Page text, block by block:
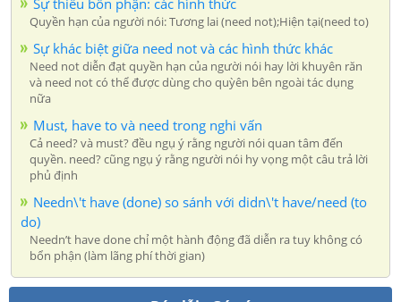
Quyền hạn của người nói: Tương lai (need not);Hiện tại(need to)
Sự khác biệt giữa need not và các hình thức khác
Need not diễn đạt quyền hạn của người nói hay lời khuyên răn
và need not có thể được dùng cho quỳên bên ngoài tác dụng
nữa
Must, have to và need trong nghi vấn
Cả need? và must? đều ngụ ý rằng người nói quan tâm đến
quyền. need? cũng ngụ ý rằng người nói hy vọng một câu trả lời
phủ định
Needn\'t have (done) so sánh với didn\'t have/need (to
do)
Needn’t have done chỉ một hành động đã diễn ra tuy không có
bổn phận (làm lãng phí thời gian)